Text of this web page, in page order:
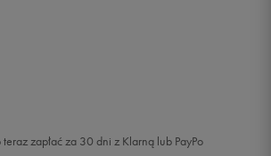
zapłać za 30 dni z Klarną lub PayPo